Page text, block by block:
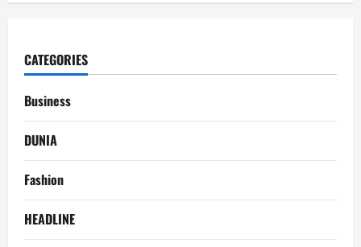
CATEGORIES
Business
DUNIA
Fashion
HEADLINE